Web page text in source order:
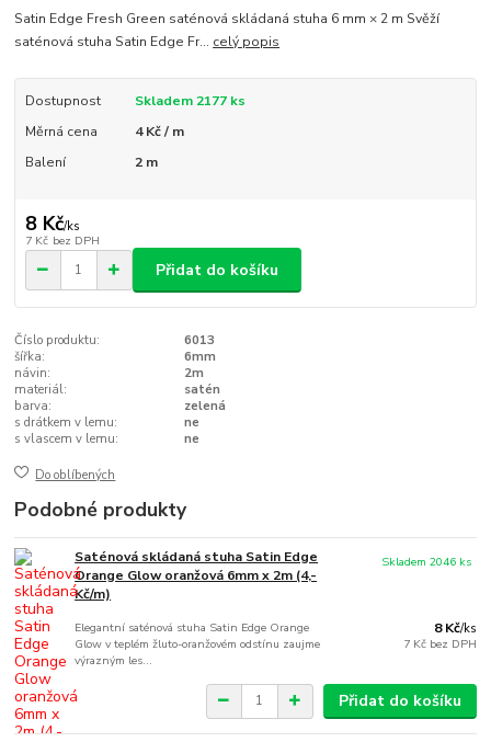
Satin Edge Fresh Green saténová skládaná stuha 6 mm × 2 m Svěží
saténová stuha Satin Edge Fr... celý popis
Dostupnost
Skladem 2177 ks
Měrná cena
4 Kč / m
Balení
2 m
8 Kč/ks
7 Kč bez DPH
Přidat do košíku
Číslo produktu:
6013
šířka:
6mm
návin:
2m
materiál:
satén
barva:
zelená
s drátkem v lemu:
ne
s vlascem v lemu:
ne
Do oblíbených
Podobné produkty
Saténová skládaná stuha Satin Edge
Orange Glow oranžová 6mm x 2m (4,-
Kč/m)
Elegantní saténová stuha Satin Edge Orange
Glow v teplém žluto-oranžovém odstínu zaujme
výrazným les...
8 Kč/ks
7 Kč bez DPH
Skladem 2046 ks
Přidat do košíku